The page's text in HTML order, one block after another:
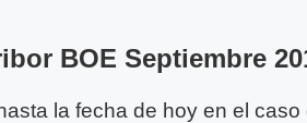
BOE Septiembre
la fecha de hoy en el